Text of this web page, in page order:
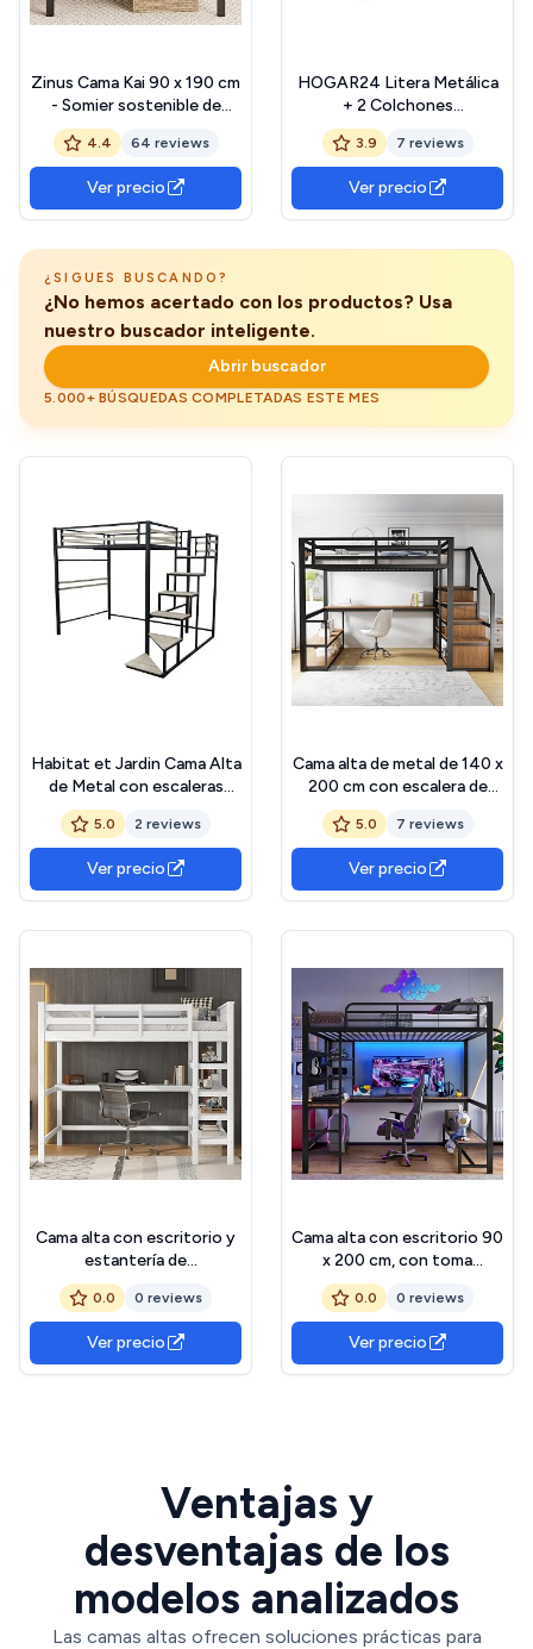
Zinus Cama Kai 90 x 190 cm
- Somier sostenible de
bambú y Metal con
cabecero - Altura 80 cm -
Cama de Metal con somier
de láminas - Fácil Montaje -
No Necesita somier - Color
4.4 64 reviews
Ver precio
HOGAR24 Litera Metálica
+ 2 Colchones
Viscoelásticos Flexitex + 2
Almohadas de Fibra, 80 x
180
3.9 7 reviews
Ver precio
¿SIGUES BUSCANDO?
¿No hemos acertado con los productos? Usa
nuestro buscador inteligente.
Abrir buscador
5.000+ BÚSQUEDAS COMPLETADAS ESTE MES
Habitat et Jardin Cama Alta
de Metal con escaleras
Lena - 140 x 200 cm -
Negro
5.0 2 reviews
Ver precio
Cama alta de metal de 140 x
200 cm con escalera de
almacenamiento con
estantes y mesa, diseño de
valla de seguridad con
tablones de metal
empalmados, cama alta de
5.0 7 reviews
Ver precio
Cama alta con escritorio y
estantería de
almacenamiento, 140 x 200
cm, marco de cama infantil
con somier de láminas y
protección contra caídas,
ahorra espacio, litera de
0.0 0 reviews
Ver precio
Cama alta con escritorio 90
x 200 cm, con toma
USB+tipo C, cama
entrepiso de 1 plaza infantil
con banda LED, cama
infantil con
almacenamiento,
0.0 0 reviews
Ver precio
Ventajas y
desventajas de los
modelos analizados
Las camas altas ofrecen soluciones prácticas para